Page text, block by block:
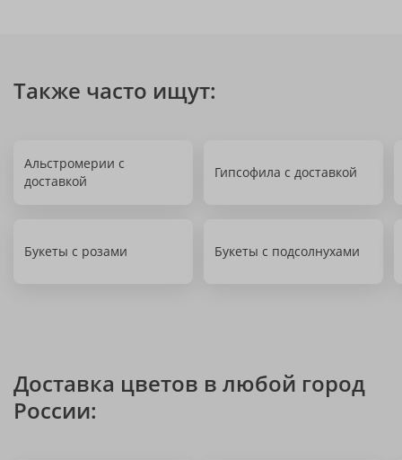
Также часто ищут:
Альстромерии с
доставкой
Гипсофила с доставкой
Букеты с розами Букеты с подсолнухами
Доставка цветов в любой город
России: